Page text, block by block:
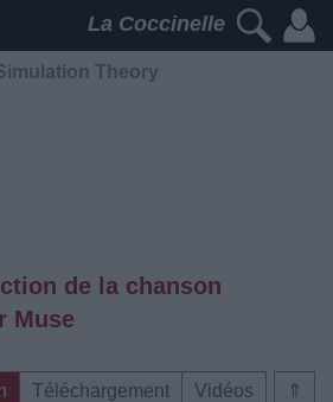
La Coccinelle
Theory
de la chanson
Muse
⇑
Téléchargement
Vidéos